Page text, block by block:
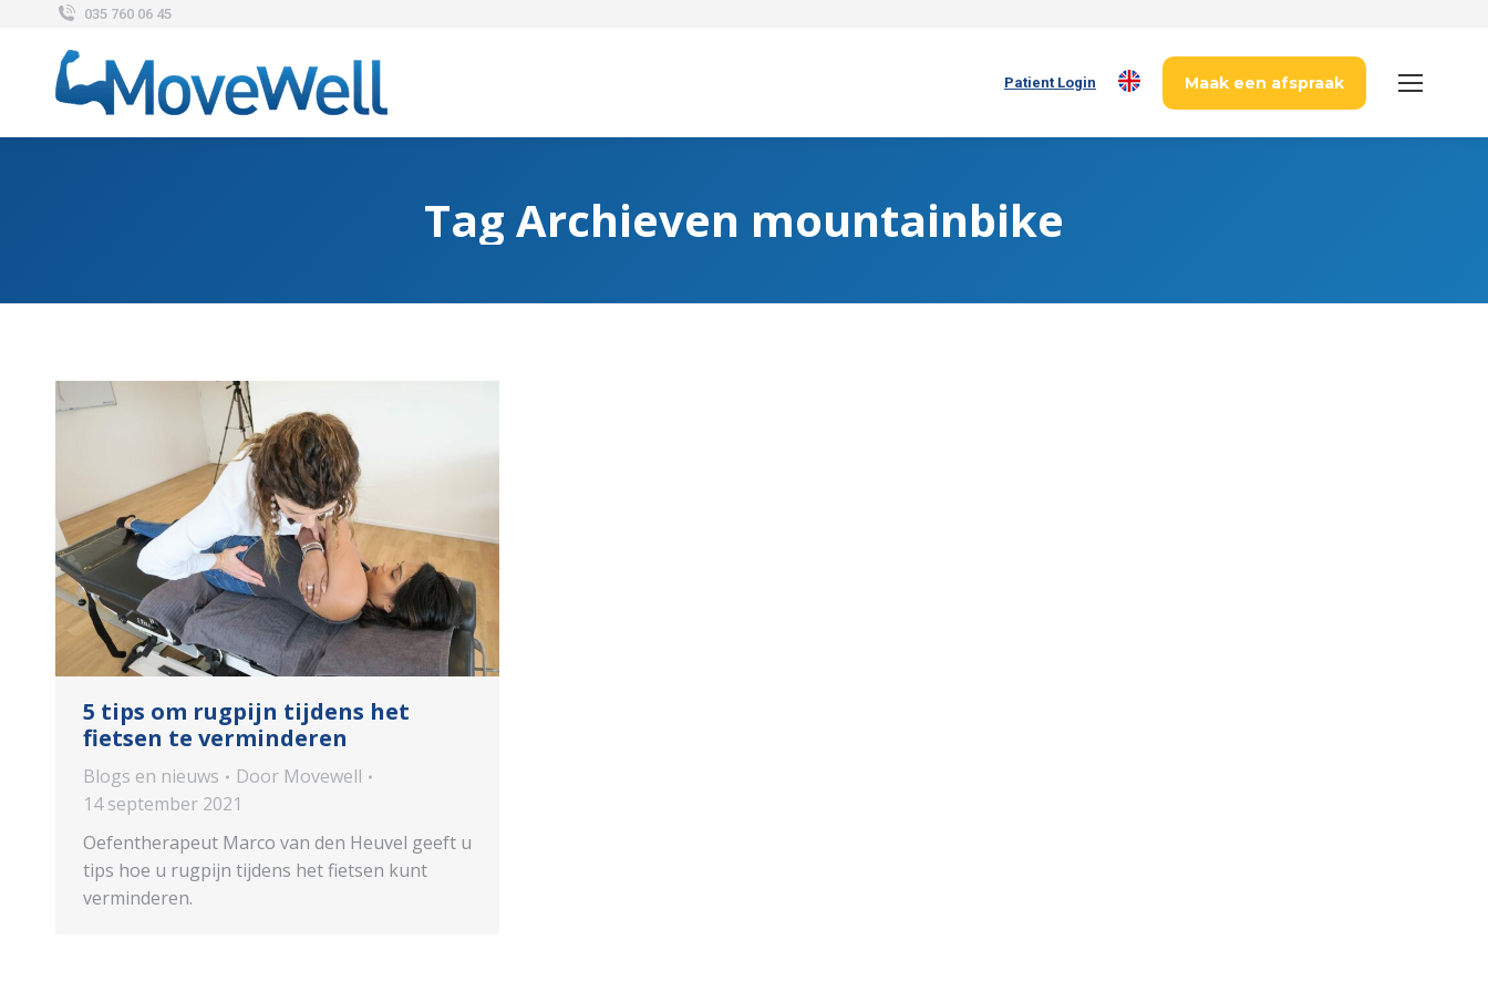
035 760 06 45
Patient Login Maak een afspraak
Tag Archieven mountainbike
5 tips om rugpijn tijdens het
fietsen te verminderen
Blogs en nieuws Door Movewell
14 september 2021
Oefentherapeut Marco van den Heuvel geeft u
tips hoe u rugpijn tijdens het fietsen kunt
verminderen.